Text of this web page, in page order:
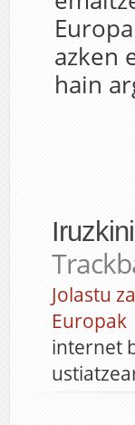
azken
hain
Jolastu
Europak
internet